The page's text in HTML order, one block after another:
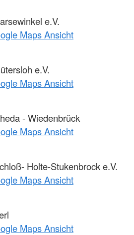
e.V.
Maps Ansicht
e.V.
Maps Ansicht
- Wiedenbrück
Maps Ansicht
Holte-Stukenbrock e.V.
Maps Ansicht
Maps Ansicht